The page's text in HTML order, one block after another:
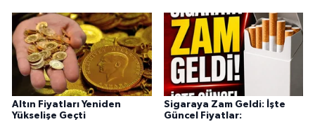
Altın Fiyatları Yeniden
Yükselişe Geçti
Sigaraya Zam Geldi: İşte
Güncel Fiyatlar: